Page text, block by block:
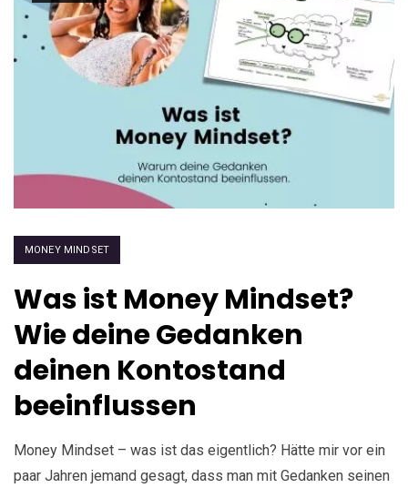
MONEY MINDSET
Was ist Money Mindset?
Wie deine Gedanken
deinen Kontostand
beeinflussen
Money Mindset – was ist das eigentlich? Hätte mir vor ein
paar Jahren jemand gesagt, dass man mit Gedanken seinen